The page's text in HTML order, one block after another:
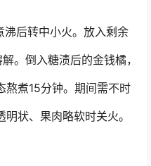
后转中小火。放入剩余
。倒入糖渍后的金钱橘，
熬煮15分钟。期间需不时
状、果肉略软时关火。